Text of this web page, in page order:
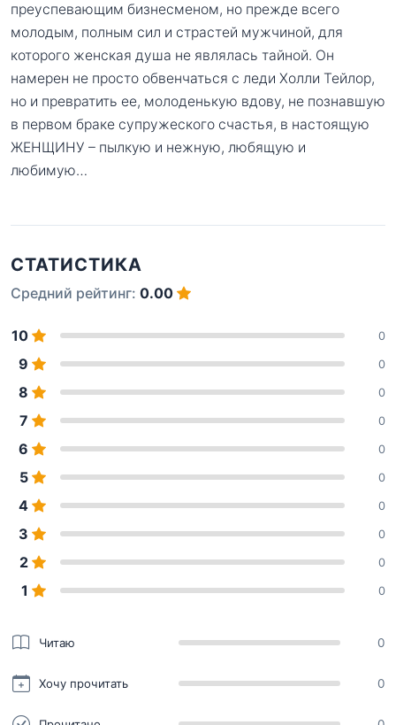
преуспевающим бизнесменом, но прежде всего
молодым, полным сил и страстей мужчиной, для
которого женская душа не являлась тайной. Он
намерен не просто обвенчаться с леди Холли Тейлор,
но и превратить ее, молоденькую вдову, не познавшую
в первом браке супружеского счастья, в настоящую
ЖЕНЩИНУ – пылкую и нежную, любящую и
любимую…
СТАТИСТИКА
Средний рейтинг: 0.00
10 0
9 0
8 0
7 0
6 0
5 0
4 0
3 0
2 0
1 0
Читаю 0
Хочу прочитать 0